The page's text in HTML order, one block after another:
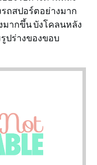
ถสปอร์ตอย่างมาก
ากขึ้น บังโคลนหลัง
ปร่างของขอบ